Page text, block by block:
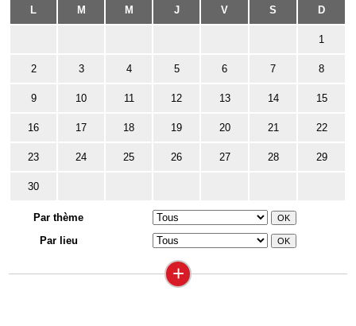
L M M J V S D
1
2 3 4 5 6 7 8
9 10 11 12 13 14 15
16 17 18 19 20 21 22
23 24 25 26 27 28 29
30
Par thème
Par lieu
+